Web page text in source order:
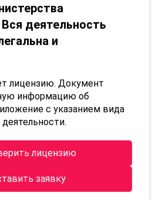
деятельность
и
лицензию. Документ
информацию об
с указанием вида
лицензию
заявку